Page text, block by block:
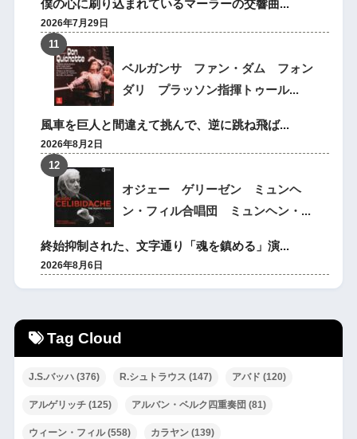
僕の心に刷り込まれているマーラーの交響曲...
2026年7月29日
ベルガンサ ファン・ダム フォン
ダリ プラッソン指揮トゥール...
風車を巨人と間違えて挑んで、逆に跳ね飛ば...
2026年8月2日
オジェー ゲリーゼン ミュンヘ
ン・フィル合唱団 ミュンヘン・...
終始抑制された、文字通り「魂を鎮める」演...
2026年8月6日
Tag Cloud
J.S.バッハ(376) R.シュトラウス (147) アバド (120)
アルゲリッチ(125) アルバン・ベルク四重奏団 (81)
ウィーン・フィル(558) カラヤン(139)